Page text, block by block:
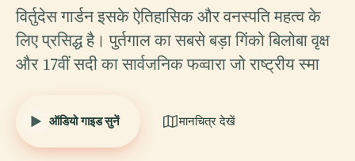
विर्तुदेस गार्डन इसके ऐतिहासिक और वनस्पति महत्व के
लिए प्रसिद्ध है। पुर्तगाल का सबसे बड़ा गिंको बिलोबा वृक्ष
और 17वीं सदी का सार्वजनिक फव्वारा जो राष्ट्रीय स्मा
ऑडियो गाइड सुनें मानचित्र देखें